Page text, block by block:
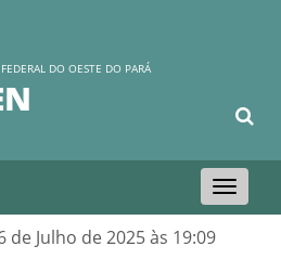
DO OESTE DO PARÁ
Toggle
navigation
Julho de 2025 às 19:09